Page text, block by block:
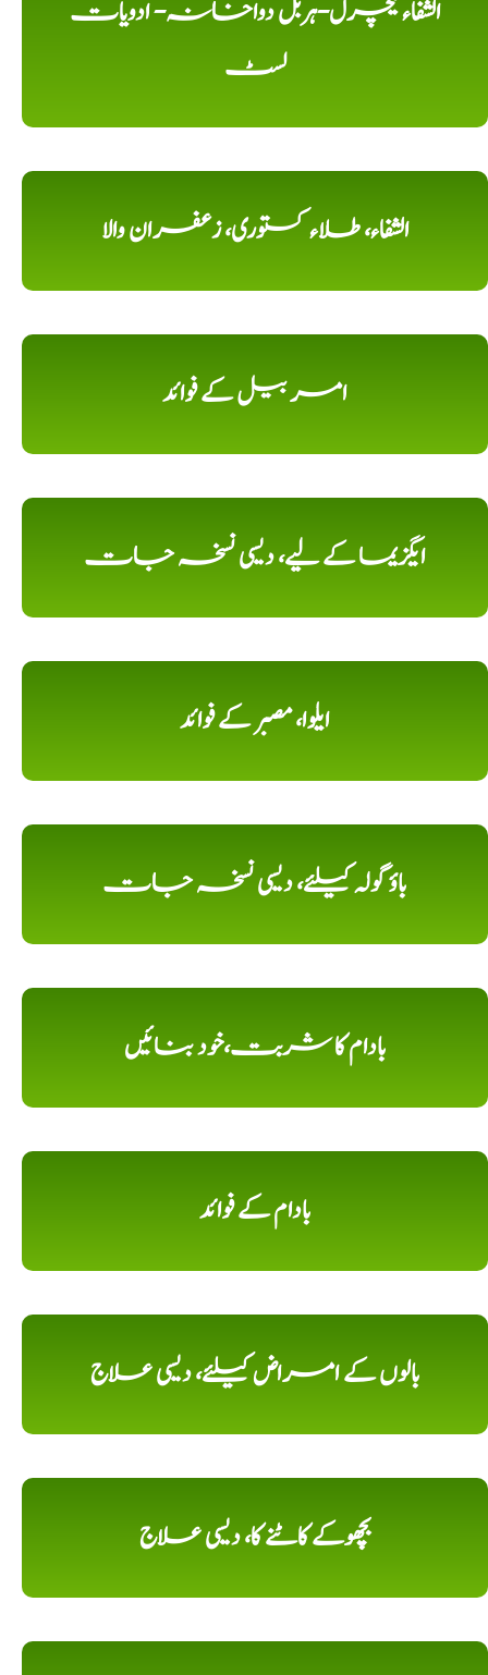
الشفاء نیچرل-ہربل دواخانہ- ادویات
لسٹ
الشفاء، طلاء کستوری، زعفران والا
امر بیل کے فوائد
ایگزیما کے لیے، دیسی نسخہ جات
ایلوا، مصبر کے فوائد
باؤ گولہ کیلئے، دیسی نسخہ جات
بادام کا شربت،خود بنائیں
بادام کے فوائد
بالوں کے امراض کیلئے، دیسی علاج
بچھوکے کاٹنے کا، دیسی علاج